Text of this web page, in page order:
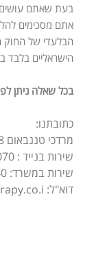
בעת שאתם
אתם מסכימים
הבלעדי של החוק
הישראליים בלבד
בכל שאלה ניתן
כתובתנו:
מרדכי טננבאום 38 ק.טבעון 3602338
שירות בנייד : 052-3371070
שירות במשרד: 04-9837640
דוא"ל: